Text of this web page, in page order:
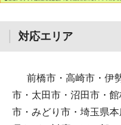
対応エリア
前橋市・高崎市・伊勢
市・太田市・沼田市・
市・みどり市・埼玉県